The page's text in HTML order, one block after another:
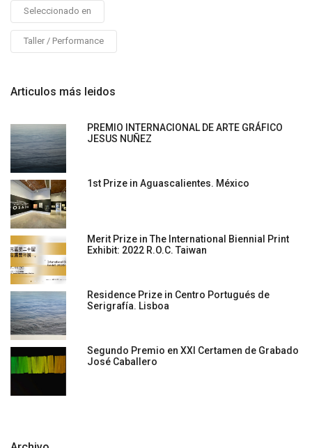
Seleccionado en
Taller / Performance
Articulos más leidos
PREMIO INTERNACIONAL DE ARTE GRÁFICO
JESUS NUÑEZ
1st Prize in Aguascalientes. México
Merit Prize in The International Biennial Print
Exhibit: 2022 R.O.C. Taiwan
Residence Prize in Centro Portugués de
Serigrafía. Lisboa
Segundo Premio en XXI Certamen de Grabado
José Caballero